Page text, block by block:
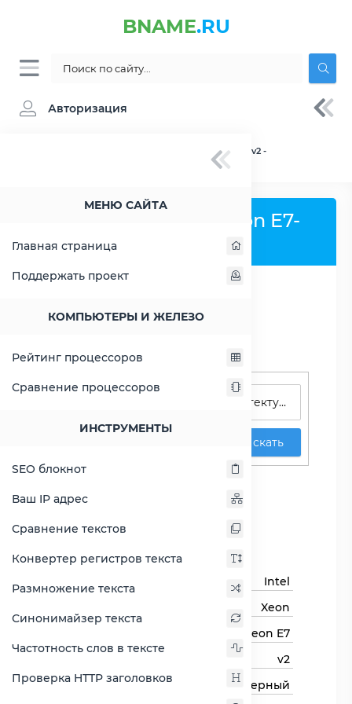
BNAME.RU
Авторизация
МЕНЮ САЙТА
Главная страница
Поддержать проект
КОМПЬЮТЕРЫ И ЖЕЛЕЗО
Рейтинг процессоров
Сравнение процессоров
ИНСТРУМЕНТЫ
SEO блокнот
Ваш IP адрес
Сравнение текстов
Конвертер регистров текста
Размножение текста
Синонимайзер текста
Частотность слов в тексте
Проверка HTTP заголовков
» Процессор Intel Xeon E7-4870 v2 -
Процессор Intel Xeon E7-
Искать
Xeon E7-4870 v2
Основная информация
Intel
Xeon
Xeon E7
v2
Тип процессора
Серверный